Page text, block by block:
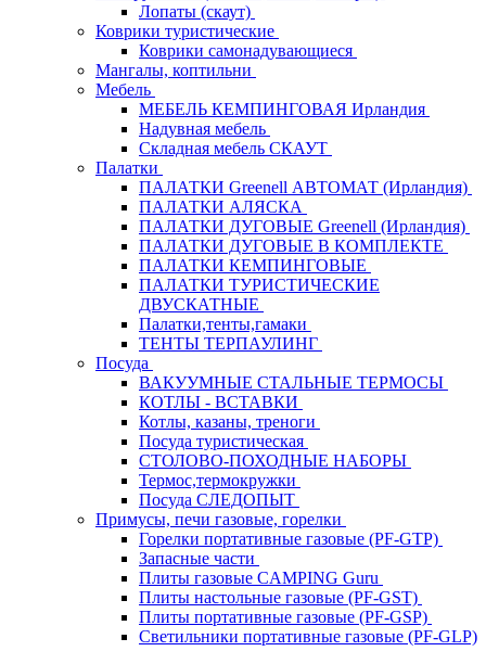
Лопаты (скаут)
Коврики туристические
Коврики самонадувающиеся
Мангалы, коптильни
Мебель
МЕБЕЛЬ КЕМПИНГОВАЯ Ирландия
Надувная мебель
Складная мебель СКАУТ
Палатки
ПАЛАТКИ Greenell АВТОМАТ (Ирландия)
ПАЛАТКИ АЛЯСКА
ПАЛАТКИ ДУГОВЫЕ Greenell (Ирландия)
ПАЛАТКИ ДУГОВЫЕ В КОМПЛЕКТЕ
ПАЛАТКИ КЕМПИНГОВЫЕ
ПАЛАТКИ ТУРИСТИЧЕСКИЕ
ДВУСКАТНЫЕ
Палатки,тенты,гамаки
ТЕНТЫ ТЕРПАУЛИНГ
Посуда
ВАКУУМНЫЕ СТАЛЬНЫЕ ТЕРМОСЫ
КОТЛЫ - ВСТАВКИ
Котлы, казаны, треноги
Посуда туристическая
СТОЛОВО-ПОХОДНЫЕ НАБОРЫ
Термос,термокружки
Посуда СЛЕДОПЫТ
Примусы, печи газовые, горелки
Горелки портативные газовые (PF-GTP)
Запасные части
Плиты газовые CAMPING Guru
Плиты настольные газовые (PF-GST)
Плиты портативные газовые (PF-GSP)
Светильники портативные газовые (PF-GLP)